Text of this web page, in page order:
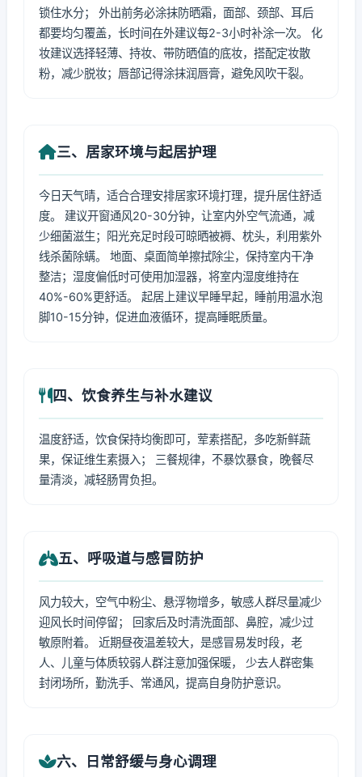
锁住水分； 外出前务必涂抹防晒霜，面部、颈部、耳后
都要均匀覆盖，长时间在外建议每2-3小时补涂一次。 化
妆建议选择轻薄、持妆、带防晒值的底妆，搭配定妆散
粉，减少脱妆；唇部记得涂抹润唇膏，避免风吹干裂。
三、居家环境与起居护理
今日天气晴，适合合理安排居家环境打理，提升居住舒适
度。 建议开窗通风20-30分钟，让室内外空气流通，减
少细菌滋生；阳光充足时段可晾晒被褥、枕头，利用紫外
线杀菌除螨。 地面、桌面简单擦拭除尘，保持室内干净
整洁；湿度偏低时可使用加湿器，将室内湿度维持在
40%-60%更舒适。 起居上建议早睡早起，睡前用温水泡
脚10-15分钟，促进血液循环，提高睡眠质量。
四、饮食养生与补水建议
温度舒适，饮食保持均衡即可，荤素搭配，多吃新鲜蔬
果，保证维生素摄入； 三餐规律，不暴饮暴食，晚餐尽
量清淡，减轻肠胃负担。
五、呼吸道与感冒防护
风力较大，空气中粉尘、悬浮物增多，敏感人群尽量减少
迎风长时间停留； 回家后及时清洗面部、鼻腔，减少过
敏原附着。 近期昼夜温差较大，是感冒易发时段，老
人、儿童与体质较弱人群注意加强保暖， 少去人群密集
封闭场所，勤洗手、常通风，提高自身防护意识。
六、日常舒缓与身心调理